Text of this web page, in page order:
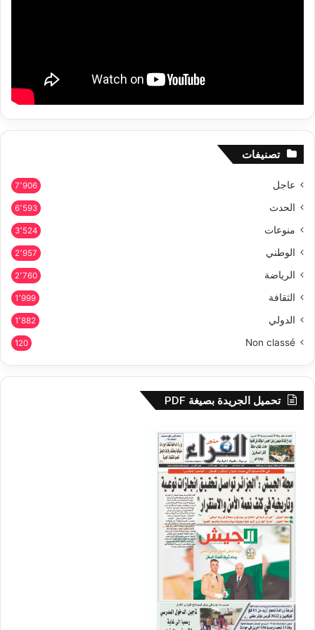
تصنيفات
عاجل 7٬906
الحدث 6٬593
منوعات 3٬524
الوطني 2٬957
الرياضة 2٬760
الثقافة 1٬999
الدولي 1٬882
Non classé
120
تحميل الجريدة بصيغة PDF